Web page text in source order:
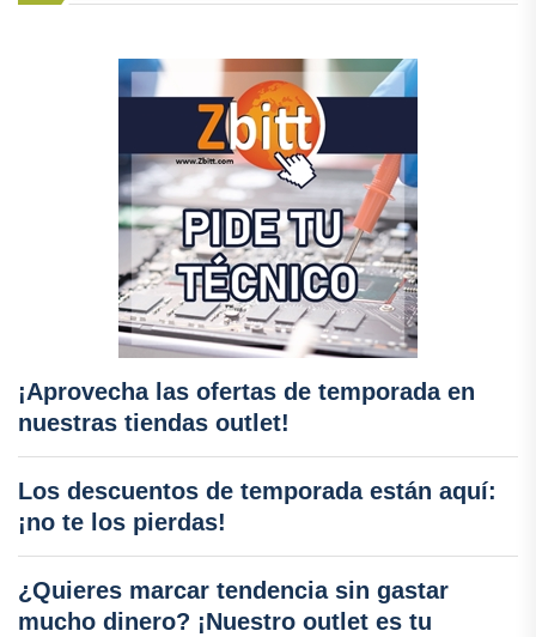
¡Aprovecha las ofertas de temporada en
nuestras tiendas outlet!
Los descuentos de temporada están aquí:
¡no te los pierdas!
¿Quieres marcar tendencia sin gastar
mucho dinero? ¡Nuestro outlet es tu